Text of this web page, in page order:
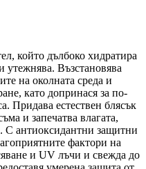
който дълбоко хидратира
утежнява. Възстановява
на околната среда и
като допринася за по-
Придава естествен блясък
и запечатва влагата,
С антиоксидантни защитни
фактори на
и UV лъчи и свежда до